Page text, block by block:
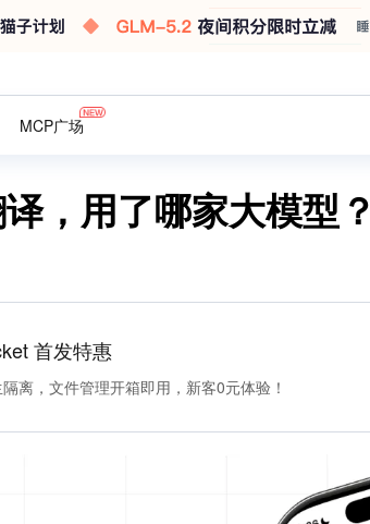
MCP广场
，用了哪家大模型？
首发特惠
离，文件管理开箱即用，新客0元体验！